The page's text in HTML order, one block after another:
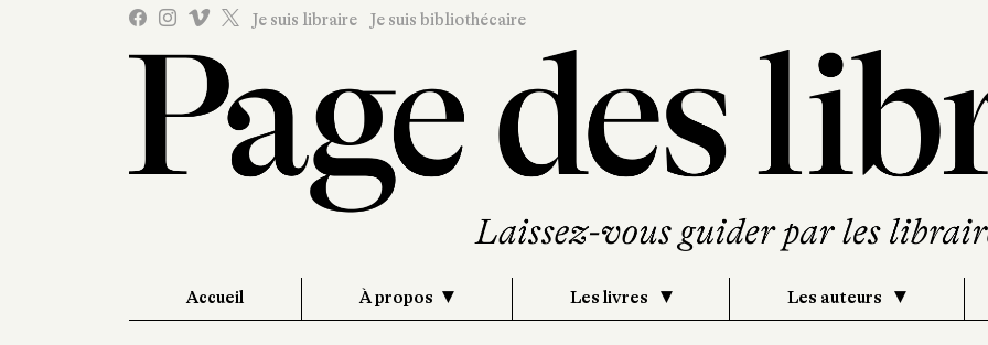
Je suis libraire Je suis bibliothécaire
Accueil À propos Les livres Les auteurs